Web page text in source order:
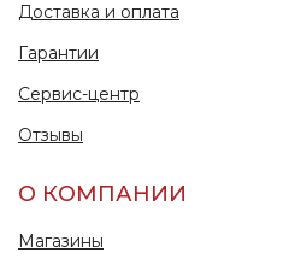
Доставка и оплата
Гарантии
Сервис-центр
Отзывы
О КОМПАНИИ
Магазины